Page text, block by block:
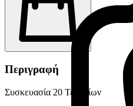
Περιγραφή
Συσκευασία 20 Τεμαχίων